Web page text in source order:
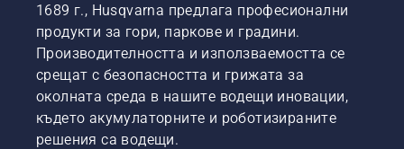
1689 г., Husqvarna предлага професионални
продукти за гори, паркове и градини.
Производителността и използваемостта се
срещат с безопасността и грижата за
околната среда в нашите водещи иновации,
където акумулаторните и роботизираните
решения са водещи.